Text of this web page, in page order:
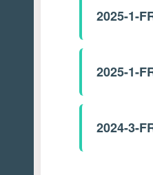
2025-1-
2025-1-
2024-3-